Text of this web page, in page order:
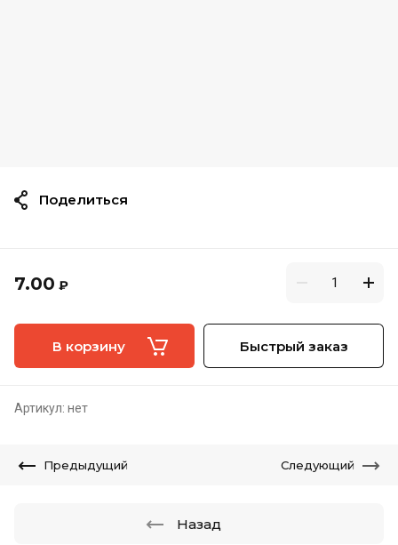
7.00 ₽
В корзину Быстрый заказ
Артикул: нет
Поделиться
Предыдущий Следующий
Назад